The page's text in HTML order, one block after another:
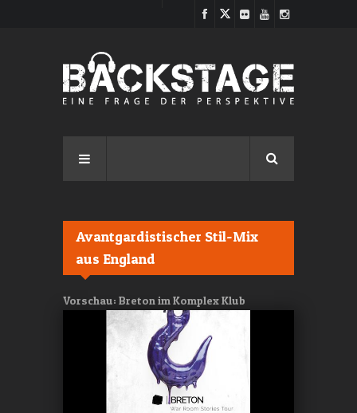
Avantgardistischer Stil-Mix
aus England
Vorschau: Breton im Komplex Klub